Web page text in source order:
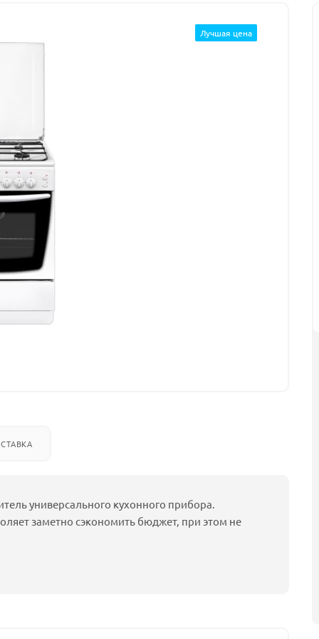
Лучшая цена
универсального кухонного прибора.
заметно сэкономить бюджет, при этом не